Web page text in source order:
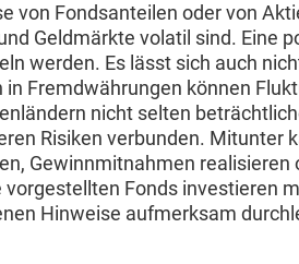
von Fondsanteilen oder von
Geldmärkte volatil sind. Eine
werden. Es lässt sich auch
in Fremdwährungen können
nicht selten
Risiken verbunden. Mitunter
Gewinnmitnahmen
vorgestellten Fonds investieren
Hinweise aufmerksam